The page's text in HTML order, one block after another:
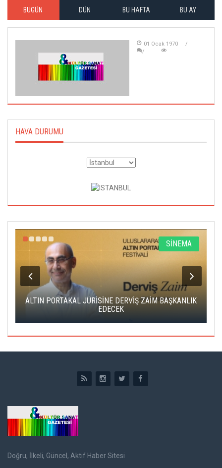
BUGÜN DÜN BU HAFTA BU AY
01 Ocak 1970
HAVA DURUMU
SİNEMA
ALTIN PORTAKAL JÜRİSİNE DERVİŞ ZAİM BAŞKANLIK
EDECEK
Doğru, İlkeli, Güncel, Aktif Haber Sitesi